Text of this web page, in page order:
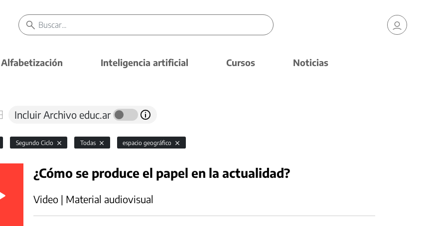
Alfabetización Inteligencia artificial Cursos Noticias
Incluir Archivo educ.ar
Segundo Ciclo Todas espacio geográfico
¿Cómo se produce el papel en la actualidad?
Video | Material audiovisual